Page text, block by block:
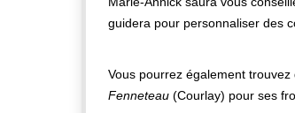
guidera pour personnaliser des
Vous pourrez également
Fenneteau (Courlay) pour ses